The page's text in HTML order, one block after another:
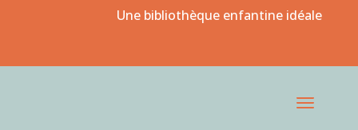
Une bibliothèque enfantine idéale